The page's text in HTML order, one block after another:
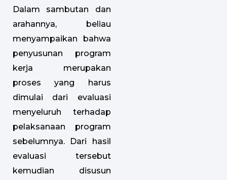
Dalam sambutan dan
arahannya, beliau
menyampaikan bahwa
penyusunan program
kerja merupakan
proses yang harus
dimulai dari evaluasi
menyeluruh terhadap
pelaksanaan program
sebelumnya. Dari hasil
evaluasi tersebut
kemudian disusun